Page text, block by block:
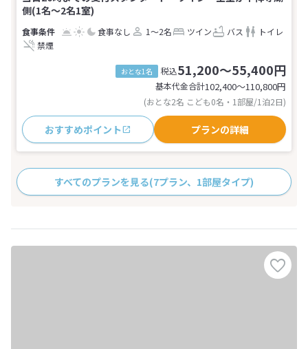
側(1名～2名1室)
食事なし 1～2名 ツイン バス
トイレ
禁煙
おとな1名 税込51,200～55,400円
基本代金合計102,400〜110,800円
(おとな2名 こども0名・1部屋/1泊2日)
おすすめポイント プランの詳細
すべてのプランを見る(7プラン、1部屋タイプ)